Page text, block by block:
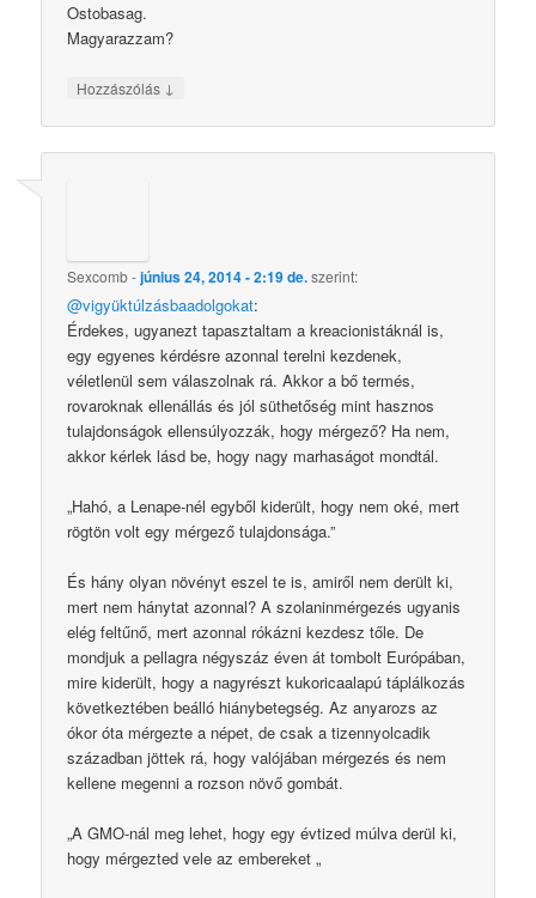
Ostobasag.
Magyarazzam?
Hozzászólás ↓
Sexcomb-június 24, 2014 - 2:19 de.szerint:
@vigyüktúlzásbaadolgokat:
Érdekes, ugyanezt tapasztaltam a kreacionistáknál is,
egy egyenes kérdésre azonnal terelni kezdenek,
véletlenül sem válaszolnak rá. Akkor a bő termés,
rovaroknak ellenállás és jól süthetőség mint hasznos
tulajdonságok ellensúlyozzák, hogy mérgező? Ha nem,
akkor kérlek lásd be, hogy nagy marhaságot mondtál.
„Hahó, a Lenape-nél egyből kiderült, hogy nem oké, mert
rögtön volt egy mérgező tulajdonsága.”
És hány olyan növényt eszel te is, amiről nem derült ki,
mert nem hánytat azonnal? A szolaninmérgezés ugyanis
elég feltűnő, mert azonnal rókázni kezdesz tőle. De
mondjuk a pellagra négyszáz éven át tombolt Európában,
mire kiderült, hogy a nagyrészt kukoricaalapú táplálkozás
következtében beálló hiánybetegség. Az anyarozs az
ókor óta mérgezte a népet, de csak a tizennyolcadik
században jöttek rá, hogy valójában mérgezés és nem
kellene megenni a rozson növő gombát.
„A GMO-nál meg lehet, hogy egy évtized múlva derül ki,
hogy mérgezted vele az embereket „